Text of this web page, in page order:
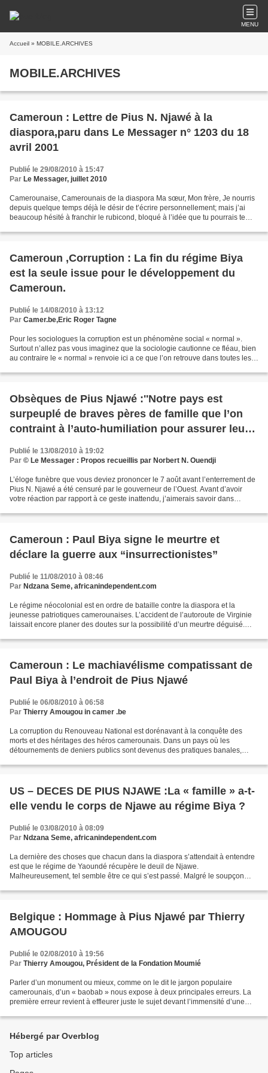
MENU
Accueil » MOBILE.ARCHIVES
MOBILE.ARCHIVES
Cameroun : Lettre de Pius N. Njawé à la
diaspora,paru dans Le Messager n° 1203 du 18
avril 2001
Publié le 29/08/2010 à 15:47
Par Le Messager, juillet 2010
Camerounaise, Camerounais de la diaspora Ma sœur, Mon frère, Je nourris
depuis quelque temps déjà le désir de t’écrire personnellement; mais j’ai
beaucoup hésité à franchir le rubicond, bloqué à l’idée que tu pourrais te
Cameroun ,Corruption : La fin du régime Biya
est la seule issue pour le développement du
Cameroun.
Publié le 14/08/2010 à 13:12
Par Camer.be,Eric Roger Tagne
Pour les sociologues la corruption est un phénomène social « normal ».
Surtout n’allez pas vous imaginez que la sociologie cautionne ce fléau, bien
au contraire le « normal » renvoie ici a ce que l’on retrouve dans toutes les
Obsèques de Pius Njawé :''Notre pays est
surpeuplé de braves pères de famille que l’on
contraint à l’auto-humiliation pour assurer leur
gagne-pain" dixit Célestin Monga
Publié le 13/08/2010 à 19:02
Par © Le Messager : Propos recueillis par Norbert N. Ouendji
L’éloge funèbre que vous deviez prononcer le 7 août avant l’enterrement de
Pius N. Njawé a été censuré par le gouverneur de l’Ouest. Avant d’avoir
votre réaction par rapport à ce geste inattendu, j’aimerais savoir dans
Cameroun : Paul Biya signe le meurtre et
déclare la guerre aux “insurrectionistes”
Publié le 11/08/2010 à 08:46
Par Ndzana Seme, africanindependent.com
Le régime néocolonial est en ordre de bataille contre la diaspora et la
jeunesse patriotiques camerounaises. L’accident de l’autoroute de Virginie
laissait encore planer des doutes sur la possibilité d’un meurtre déguisé.
Cameroun : Le machiavélisme compatissant de
Paul Biya à l’endroit de Pius Njawé
Publié le 06/08/2010 à 06:58
Par Thierry Amougou in camer .be
La corruption du Renouveau National est dorénavant à la conquête des
morts et des héritages des héros camerounais. Dans un pays où les
détournements de deniers publics sont devenus des pratiques banales,
US – DECES DE PIUS NJAWE :La « famille » a-t-
elle vendu le corps de Njawe au régime Biya ?
Publié le 03/08/2010 à 08:09
Par Ndzana Seme, africanindependent.com
La dernière des choses que chacun dans la diaspora s’attendait à entendre
est que le régime de Yaoundé récupère le deuil de Njawe.
Malheureusement, tel semble être ce qui s’est passé. Malgré le soupçon
Belgique : Hommage à Pius Njawé par Thierry
AMOUGOU
Publié le 02/08/2010 à 19:56
Par Thierry Amougou, Président de la Fondation Moumié
Parler d’un monument ou mieux, comme on le dit le jargon populaire
camerounais, d’un « baobab » nous expose à deux principales erreurs. La
première erreur revient à effleurer juste le sujet devant l’immensité d’une
Hébergé par Overblog
Top articles